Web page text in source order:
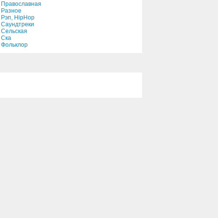
Православная
Разное
Рэп, HipHop
Саундтреки
Сельская
Ска
Фольклор